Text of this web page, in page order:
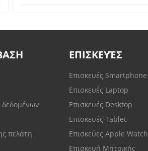
πελάτη
ΕΠΙΣΚΕΥΈΣ
Επισκευές Smartphone
Επισκευές Laptop
Επισκευές Desktop
Επισκευές Tablet
Επισκεύες Apple Watch
Επισκευή Μητρικής